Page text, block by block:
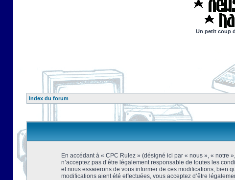
Un petit coup
Index du forum
En accédant à « CPC Rulez » (désigné ici par « nous », « notre
n’acceptez pas d’être légalement responsable de toutes les
et nous essaierons de vous informer de ces modifications, bien
modifications aient été effectuées, vous acceptez d’être